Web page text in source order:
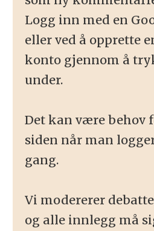
Logg inn med en
eller ved å opprette
konto gjennom å
under.
Det kan være behov
siden når man
gang.
Vi modererer
og alle innlegg må